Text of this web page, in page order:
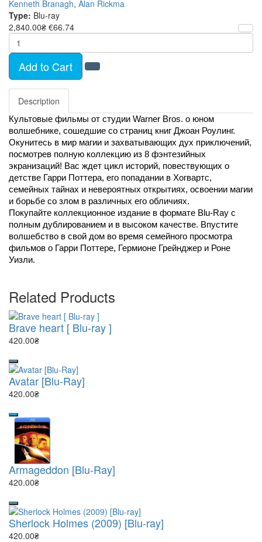
Kenneth Branagh, Alan Rickma
Type: Blu-ray
2,840.00₴ €66.74
Add to Cart
Description
Культовые фильмы от студии Warner Bros. о юном
волшебнике, сошедшие со страниц книг Джоан Роулинг.
Окунитесь в мир магии и захватывающих дух приключений,
посмотрев полную коллекцию из 8 фэнтезийных
экранизаций! Вас ждет цикл историй, повествующих о
детстве Гарри Поттера, его попадании в Хогвартс,
семейных тайнах и невероятных открытиях, освоении магии
и борьбе со злом в различных его обличиях.
Покупайте коллекционное издание в формате Blu-Ray с
полным дублированием и в высоком качестве. Впустите
волшебство в свой дом во время семейного просмотра
фильмов о Гарри Поттере, Гермионе Грейнджер и Роне
Уизли.
Related Products
Brave heart [ Blu-ray ]
420.00₴
Avatar [Blu-Ray]
420.00₴
Armageddon [Blu-Ray]
420.00₴
Sherlock Holmes (2009) [Blu-ray]
420.00₴